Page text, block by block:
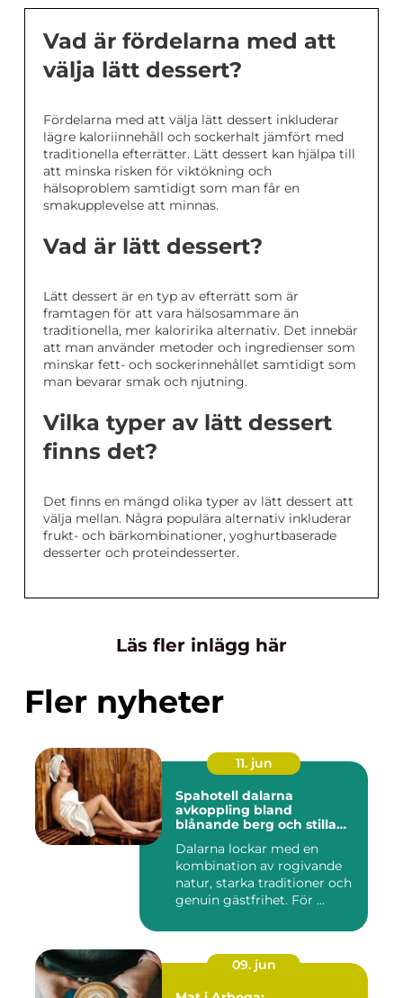
Vad är fördelarna med att
välja lätt dessert?
Fördelarna med att välja lätt dessert inkluderar
lägre kaloriinnehåll och sockerhalt jämfört med
traditionella efterrätter. Lätt dessert kan hjälpa till
att minska risken för viktökning och
hälsoproblem samtidigt som man får en
smakupplevelse att minnas.
Vad är lätt dessert?
Lätt dessert är en typ av efterrätt som är
framtagen för att vara hälsosammare än
traditionella, mer kaloririka alternativ. Det innebär
att man använder metoder och ingredienser som
minskar fett- och sockerinnehållet samtidigt som
man bevarar smak och njutning.
Vilka typer av lätt dessert
finns det?
Det finns en mängd olika typer av lätt dessert att
välja mellan. Några populära alternativ inkluderar
frukt- och bärkombinationer, yoghurtbaserade
desserter och proteindesserter.
Läs fler inlägg här
Fler nyheter
11. jun
Spahotell dalarna
avkoppling bland
blånande berg och stilla
Dalarna lockar med en
kombination av rogivande
natur, starka traditioner och
genuin gästfrihet. För ...
09. jun